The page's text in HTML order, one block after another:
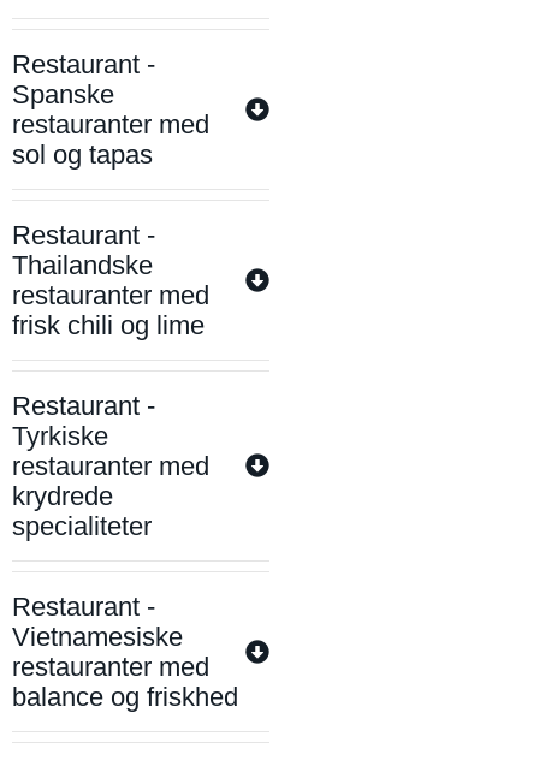
Restaurant -
Spanske
restauranter med
sol og tapas
Restaurant -
Thailandske
restauranter med
frisk chili og lime
Restaurant -
Tyrkiske
restauranter med
krydrede
specialiteter
Restaurant -
Vietnamesiske
restauranter med
balance og friskhed